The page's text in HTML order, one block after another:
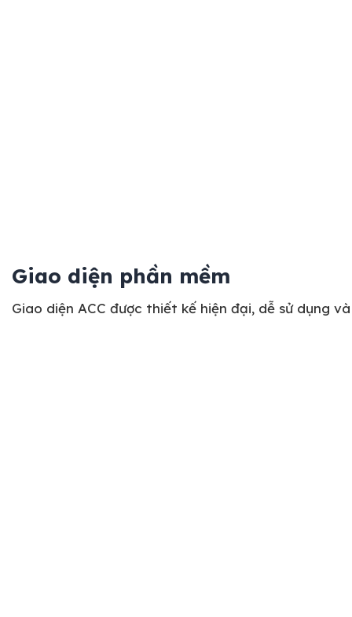
Giao diện phần mềm
Giao diện ACC được thiết kế hiện đại, dễ sử dụng